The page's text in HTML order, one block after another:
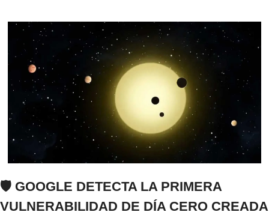
🛡️ GOOGLE DETECTA LA PRIMERA
VULNERABILIDAD DE DÍA CERO CREADA